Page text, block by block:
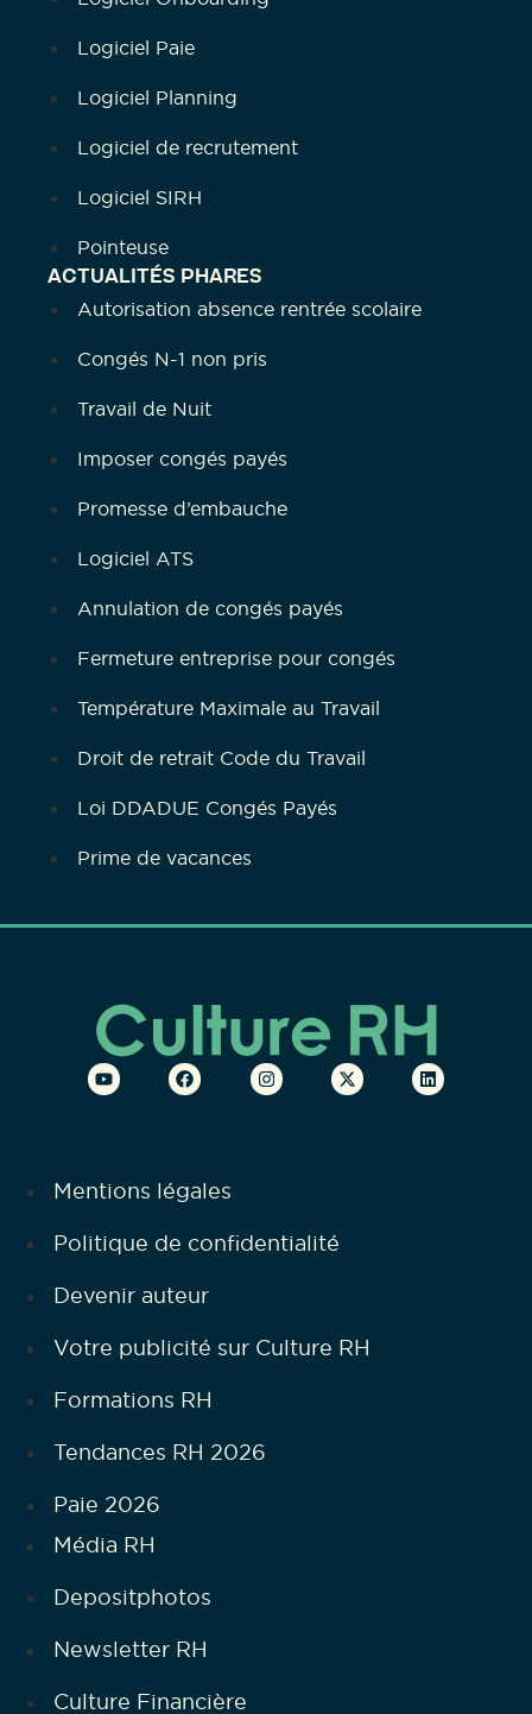
Logiciel Paie
Logiciel Planning
Logiciel de recrutement
Logiciel SIRH
Pointeuse
ACTUALITÉS PHARES
Autorisation absence rentrée scolaire
Congés N-1 non pris
Travail de Nuit
Imposer congés payés
Promesse d’embauche
Logiciel ATS
Annulation de congés payés
Fermeture entreprise pour congés
Température Maximale au Travail
Droit de retrait Code du Travail
Loi DDADUE Congés Payés
Prime de vacances
Mentions légales
Politique de confidentialité
Devenir auteur
Votre publicité sur Culture RH
Formations RH
Tendances RH 2026
Paie 2026
Média RH
Depositphotos
Newsletter RH
Culture Financière